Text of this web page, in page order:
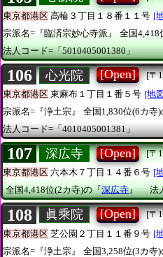
東京都港区 高輪３丁目１８番１１号 [
宗派名=『臨済宗妙心寺派』
全国4,418
法人コード=「5010405001380」
106 心光院 [Open]
[〒
東京都港区 東麻布１丁目１番５号 [地
宗派名=『浄土宗』
全国1,830位(6カ寺)
法人コード=「4010405001381」
107 深広寺 [Open]
[〒
東京都港区 六本木７丁目１４番６号 [
全国4,418位(2カ寺)の『深広寺』 法
108 眞乘院 [Open]
[〒
東京都港区 芝公園２丁目１１番９号 [
宗派名=『浄土宗』
全国3,258位(3カ寺)